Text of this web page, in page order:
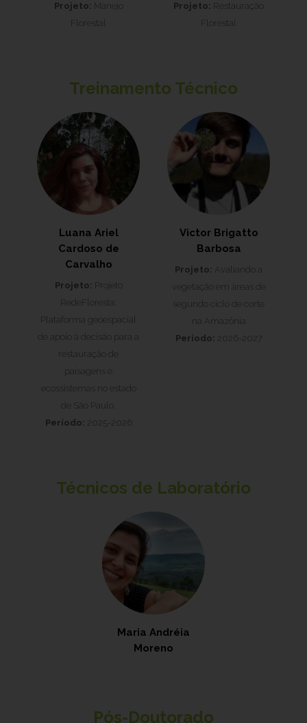
Projeto: Manejo
Florestal
Projeto: Restauração
Florestal
Treinamento Técnico
Luana Ariel
Cardoso de
Carvalho
Projeto: Projeto
RedeFloresta:
Plataforma geoespacial
de apoio à decisão para a
restauração de
paisagens e
ecossistemas no estado
de São Paulo.
Período: 2025-2026
Victor Brigatto
Barbosa
Projeto: Avaliando a
vegetação em áreas de
segundo ciclo de corte
na Amazônia
Período: 2026-2027
Técnicos de Laboratório
Maria Andréia
Moreno
Pós-Doutorado